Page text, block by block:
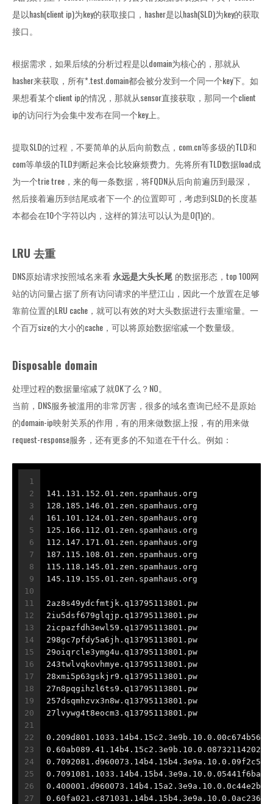
是以hash(client ip)为key的获取接口，hasher是以hash(SLD)为key的获取
接口。
根据需求，如果后续的分析过程是以domain为核心的，那就从
hasher来获取，所有*.test.domain都会被分发到一个同一个key下。如
果想看某个client ip的情况，那就从sensor直接获取，那同一个client
ip的访问行为会集中发布在同一个key上。
提取SLD的过程，不要简单的从后向前数点，com.cn等多级的TLD和
com等单级的TLD判断起来会比较麻烦费力。先将所有TLD数据load成
为一个trie tree，来的每一条数据，将FQDN从后向前遍历到最深，
然后接着遍历到结尾或者下一个.的位置即可，考虑到SLD的长度基
本都会在10个字符以内，这样的算法可以认为是O(1)的。
LRU 去重
DNS原始请求按照域名来看永远是大头长尾 的数据形态，top 100网
站的访问量占据了所有访问请求的半壁江山，因此一个放置在足够
靠前位置的LRU cache，就可以有效的对大头数据进行去重缩量。一
个百万size的大小的cache，可以将原始数据缩减一个数量级。
Disposable domain
处理过程的数据量缩减了就OK了么？NO。
当前，DNS服务被滥用的非常厉害，很多的域名查询已经不是原始
的domain-ip映射关系的作用，有的用来做数据上报，有的用来做
request-response服务，还有更多的不知道在干什么。例如：
1
2
3
4
5
6
7
8
9
10
11
12
13
14
15
16
17
18
19
20
21
22
23
24
25
26
27
141.131.152.01.zen.spamhaus.org
128.185.146.01.zen.spamhaus.org
161.101.124.01.zen.spamhaus.org
125.166.112.01.zen.spamhaus.org
112.147.171.01.zen.spamhaus.org
187.115.108.01.zen.spamhaus.org
115.118.145.01.zen.spamhaus.org
145.119.155.01.zen.spamhaus.org
2az8s49ydcfmtjk.q13795113801.pw
2iu5dsf679glqjp.q13795113801.pw
2icpazfdh3ewl59.q13795113801.pw
298gc7pfdy5a6jh.q13795113801.pw
29oiqrcle3ymg4u.q13795113801.pw
243twlvqkovhmye.q13795113801.pw
28xmi5p63gskjr9.q13795113801.pw
27n8pqgihzl6ts9.q13795113801.pw
257dsqmhzvx3n8w.q13795113801.pw
27lvywg4t8eocm3.q13795113801.pw